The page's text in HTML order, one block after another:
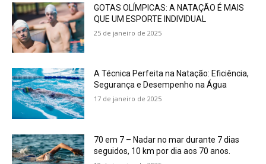
GOTAS OLÍMPICAS: A NATAÇÃO É MAIS
QUE UM ESPORTE INDIVIDUAL
25 de janeiro de 2025
A Técnica Perfeita na Natação: Eficiência,
Segurança e Desempenho na Água
17 de janeiro de 2025
70 em 7 – Nadar no mar durante 7 dias
seguidos, 10 km por dia aos 70 anos.